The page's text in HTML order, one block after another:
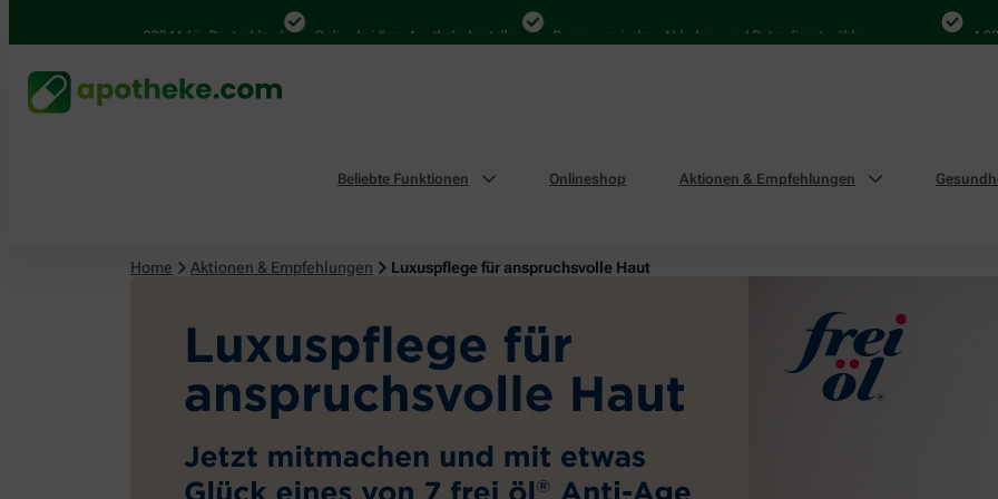
4.000 Mal in Deutschland Online bei Ihrer Apotheke bestellen Bequem zwischen Abholung und Botendienst wählen 4.000 Mal
Beliebte Funktionen Onlineshop Aktionen & Empfehlungen
Home Aktionen & Empfehlungen Luxuspflege für anspruchsvolle Haut